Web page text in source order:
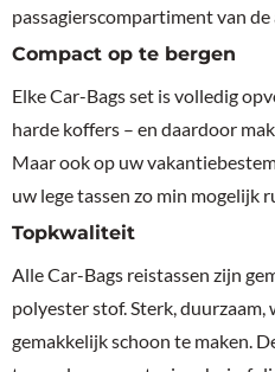
passagierscompartiment van
Compact op te bergen
Elke Car-Bags set is volledig
harde koffers – en daardoor
Maar ook op uw
uw lege tassen zo min mogelijk
Topkwaliteit
Alle Car-Bags reistassen zijn
polyester stof. Sterk, duurzaam,
gemakkelijk schoon te maken.